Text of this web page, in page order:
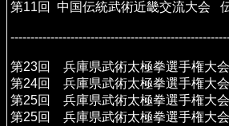
第11回 中国伝統武術近畿交流大会
第23回 兵庫県武術太極拳選手権大
第24回 兵庫県武術太極拳選手権大
第25回 兵庫県武術太極拳選手権大
第25回 兵庫県武術太極拳選手権大